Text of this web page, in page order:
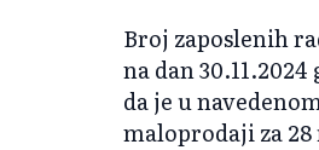
Broj zaposlenih
na dan
da je u
maloprodaji za